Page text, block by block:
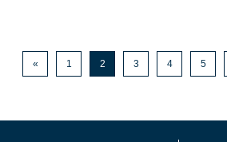
« 1 2 3 4 5